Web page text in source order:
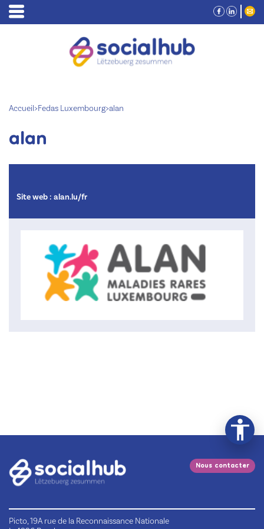
Accueil>Fedas Luxembourg>alan
alan
Site web : alan.lu/fr
Nous contacter
Picto, 19A rue de la Reconnaissance Nationale